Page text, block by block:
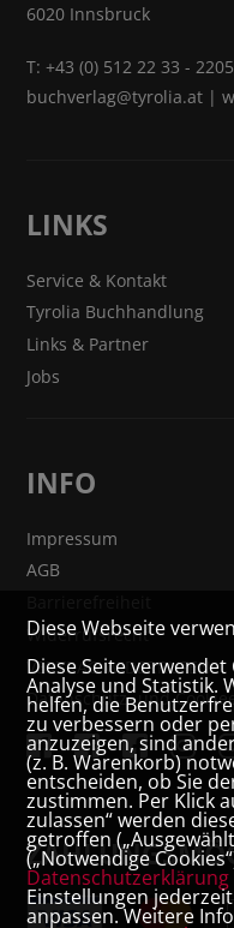
6020 Innsbruck
T:+43 (0) 512 22 33 - 2205
buchverlag@tyrolia.at |
LINKS
Service & Kontakt
Tyrolia Buchhandlung
Links & Partner
Jobs
INFO
Impressum
AGB
Widerrufsrecht
VERTRAG WIDERRUFEN
Datenschutz- und
Diese Webseite
Diese Seite
Analyse und Statistik.
helfen, die
zu verbessern oder
anzuzeigen, sind
(z. B. Warenkorb)
entscheiden, ob Sie
zustimmen. Per Klick
zulassen“ werden
getroffen
(„Notwendige
Datenschutzerklärung
Einstellungen
anpassen. Weitere